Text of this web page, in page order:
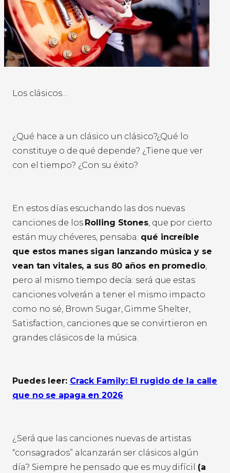
Los clásicos…
¿Qué hace a un clásico un clásico?¿Qué lo
constituye o de qué depende? ¿Tiene que ver
con el tiempo? ¿Con su éxito?
En estos días escuchando las dos nuevas
canciones de los Rolling Stones, que por cierto
están muy chéveres, pensaba: qué increíble
que estos manes sigan lanzando música y se
vean tan vitales, a sus 80 años en promedio,
pero al mismo tiempo decía: será que estas
canciones volverán a tener el mismo impacto
como no sé, Brown Sugar, Gimme Shelter,
Satisfaction, canciones que se convirtieron en
grandes clásicos de la música.
Puedes leer: Crack Family: El rugido de la calle
que no se apaga en 2026
¿Será que las canciones nuevas de artistas
“consagrados” alcanzarán ser clásicos algún
día? Siempre he pensado que es muy difícil (a